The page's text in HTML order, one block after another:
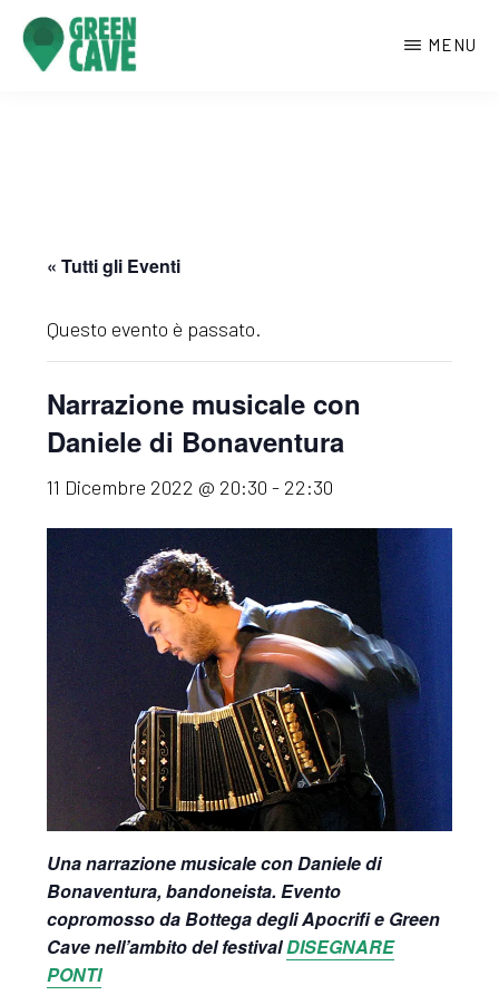
Passa
MENU
« Tutti gli Eventi
Questo evento è passato.
Narrazione musicale con
Daniele di Bonaventura
11 Dicembre 2022 @ 20:30 - 22:30
Una narrazione musicale con Daniele di
Bonaventura, bandoneista. Evento
copromosso da Bottega degli Apocrifi e Green
Cave nell’ambito del festivalDISEGNARE
PONTI